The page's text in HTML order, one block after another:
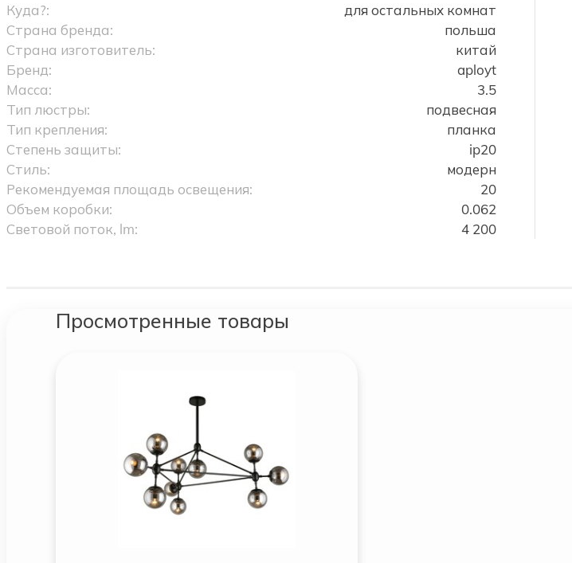
Куда?:
для остальных комнат
Страна бренда:
польша
Страна изготовитель:
китай
Бренд:
aployt
Масса:
3.5
Тип люстры:
подвесная
Тип крепления:
планка
Степень защиты:
ip20
Стиль:
модерн
Рекомендуемая площадь освещения:
20
Объем коробки:
0.062
Световой поток, lm:
4 200
Просмотренные товары